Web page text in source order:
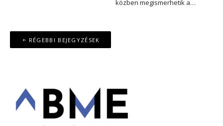
közben megismerhetik a…
Bejegyzés
navigáció
RÉGEBBI BEJEGYZÉSEK